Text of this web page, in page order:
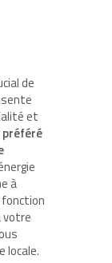
de
et
préféré
à
votre
locale.